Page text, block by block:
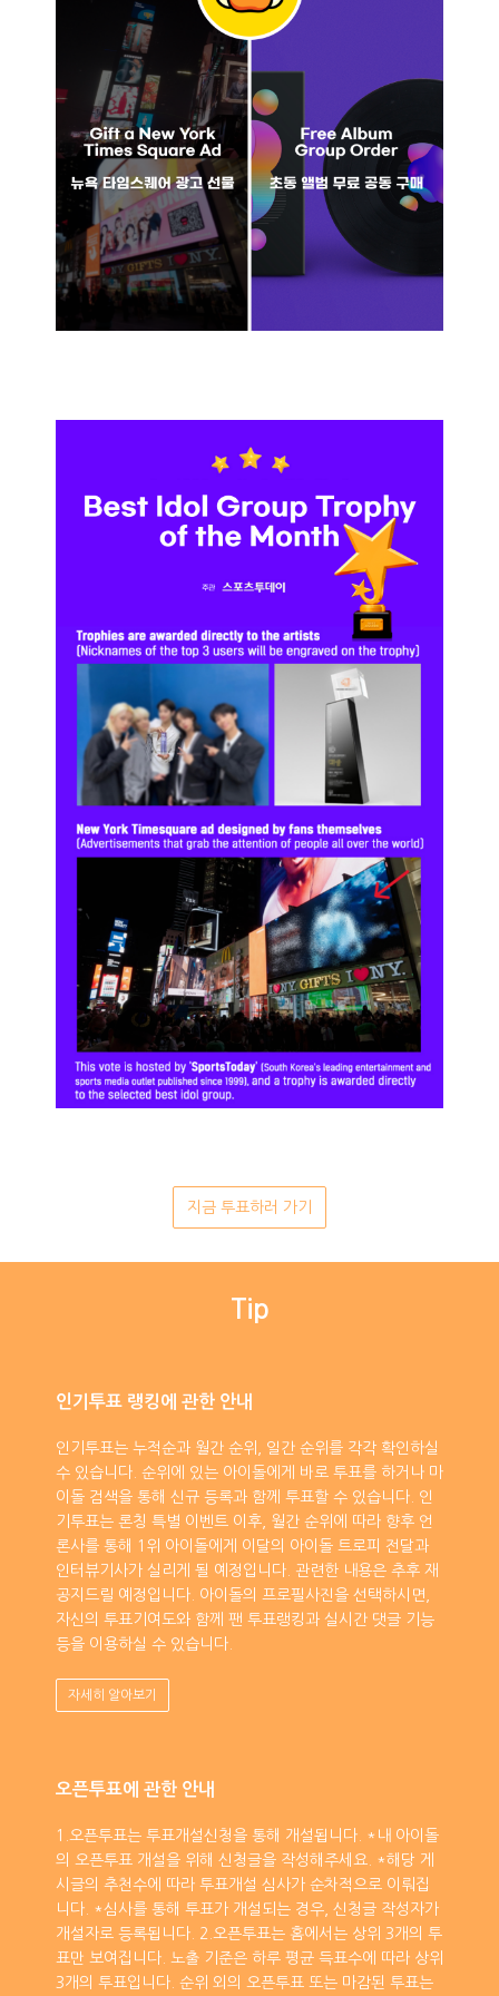
지금 투표하러 가기
Tip
인기투표 랭킹에 관한 안내
인기투표는 누적순과 월간 순위, 일간 순위를 각각 확인하실
수 있습니다. 순위에 있는 아이돌에게 바로 투표를 하거나 마
이돌 검색을 통해 신규 등록과 함께 투표할 수 있습니다. 인
기투표는 론칭 특별 이벤트 이후, 월간 순위에 따라 향후 언
론사를 통해 1위 아이돌에게 이달의 아이돌 트로피 전달과
인터뷰기사가 실리게 될 예정입니다. 관련한 내용은 추후 재
공지드릴 예정입니다. 아이돌의 프로필사진을 선택하시면,
자신의 투표기여도와 함께 팬 투표랭킹과 실시간 댓글 기능
등을 이용하실 수 있습니다.
자세히 알아보기
오픈투표에 관한 안내
1.오픈투표는 투표개설신청을 통해 개설됩니다. *내 아이돌
의 오픈투표 개설을 위해 신청글을 작성해주세요. *해당 게
시글의 추천수에 따라 투표개설 심사가 순차적으로 이뤄집
니다. *심사를 통해 투표가 개설되는 경우, 신청글 작성자가
개설자로 등록됩니다. 2.오픈투표는 홈에서는 상위 3개의 투
표만 보여집니다. 노출 기준은 하루 평균 득표수에 따라 상위
3개의 투표입니다. 순위 외의 오픈투표 또는 마감된 투표는